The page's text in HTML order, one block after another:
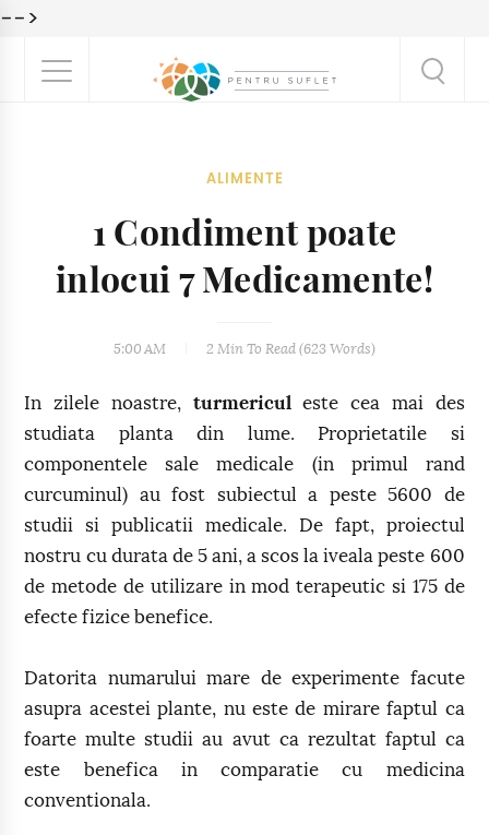
-->
ALIMENTE
1 Condiment poate
inlocui 7 Medicamente!
5:00 AM 2 Min To Read (623 Words)
In zilele noastre, turmericul
este cea mai des
studiata planta din lume. Proprietatile si
componentele sale medicale (in primul rand
curcuminul) au fost subiectul a peste 5600 de
studii si publicatii medicale. De fapt, proiectul
nostru cu durata de 5 ani, a scos la iveala peste 600
de metode de utilizare in mod terapeutic si 175 de
efecte fizice benefice.
Datorita numarului mare de experimente facute
asupra acestei plante, nu este de mirare faptul ca
foarte multe studii au avut ca rezultat faptul ca
este benefica in comparatie cu medicina
conventionala.